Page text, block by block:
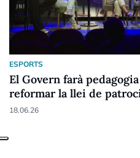
ESPORTS
El Govern farà
reformar la llei de
18.06.26